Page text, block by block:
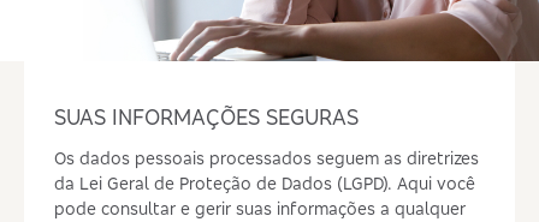
SUAS INFORMAÇÕES SEGURAS
Os dados pessoais processados seguem as diretrizes
da Lei Geral de Proteção de Dados (LGPD). Aqui você
pode consultar e gerir suas informações a qualquer